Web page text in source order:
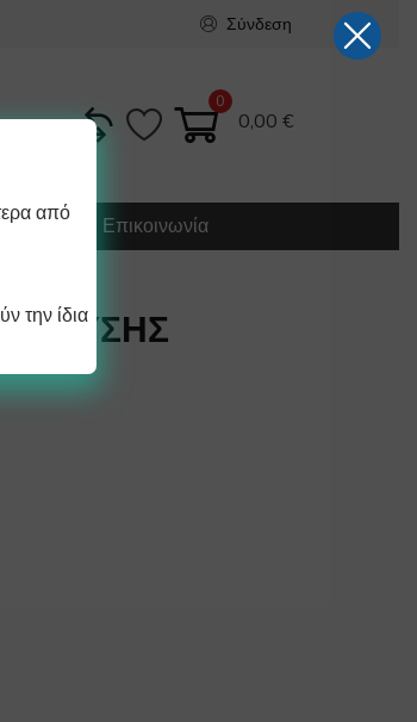
Σύνδεση
0
0,00€
Επικοινωνία
από
την ίδια